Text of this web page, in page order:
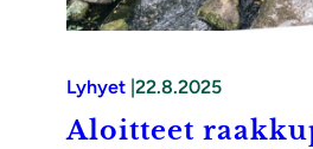
Lyhyet |22.8.2025
Aloitteet